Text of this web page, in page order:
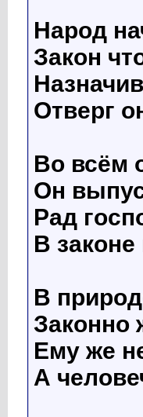
Народ
Закон
Отверг
Во всём
Он
Рад
В
В
Законно
Ему же
А